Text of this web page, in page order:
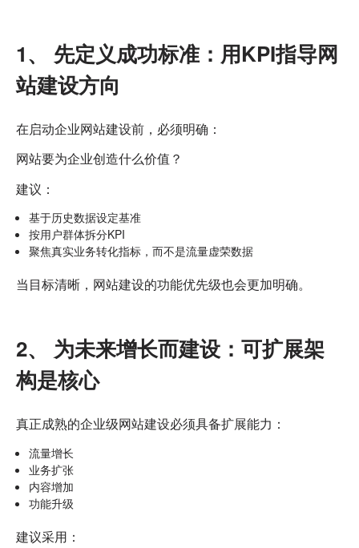
1、 先定义成功标准：用KPI指导网
站建设方向
在启动企业网站建设前，必须明确：
网站要为企业创造什么价值？
建议：
基于历史数据设定基准
按用户群体拆分KPI
聚焦真实业务转化指标，而不是流量虚荣数据
当目标清晰，网站建设的功能优先级也会更加明确。
2、 为未来增长而建设：可扩展架
构是核心
真正成熟的企业级网站建设必须具备扩展能力：
流量增长
业务扩张
内容增加
功能升级
建议采用：